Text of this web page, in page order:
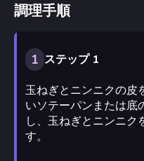
調理手順
1 ステップ 1
玉ねぎとニンニクの皮
いソテーパンまたは底
し、玉ねぎとニンニク
す。